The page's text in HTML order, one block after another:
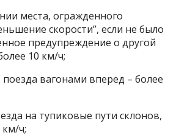
места, огражденного
скорости”, если не было
предупреждение о другой
10 км/ч;
вагонами вперед – более
на тупиковые пути склонов,
км/ч;